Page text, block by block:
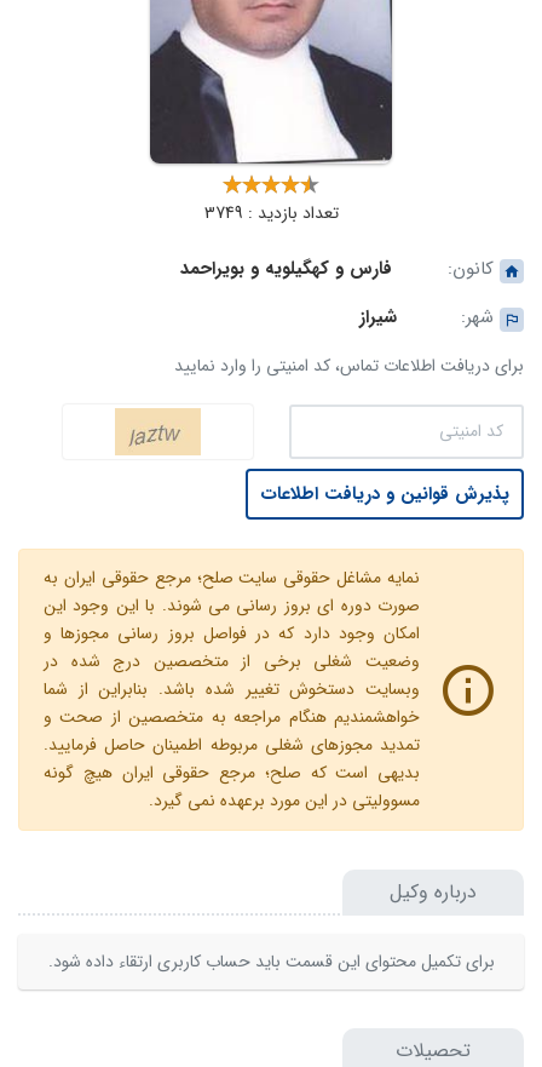
تعداد بازدید : 3749
کانون:
فارس و کهگیلویه و بویراحمد
شهر:
شیراز
برای دریافت اطلاعات تماس، کد امنیتی را وارد نمایید
پذیرش قوانین و دریافت اطلاعات
نمایه مشاغل حقوقی سایت صلح؛ مرجع حقوقی ایران به
صورت دوره ای بروز رسانی می شوند. با این وجود این
امکان وجود دارد که در فواصل بروز رسانی مجوزها و
وضعیت شغلی برخی از متخصصین درج شده در
وبسایت دستخوش تغییر شده باشد. بنابراین از شما
خواهشمندیم هنگام مراجعه به متخصصین از صحت و
تمدید مجوزهای شغلی مربوطه اطمینان حاصل فرمایید.
بدیهی است که صلح؛ مرجع حقوقی ایران هیچ گونه
مسوولیتی در این مورد برعهده نمی گیرد.
درباره وکیل
برای تکمیل محتوای این قسمت باید حساب کاربری ارتقاء داده شود.
تحصیلات